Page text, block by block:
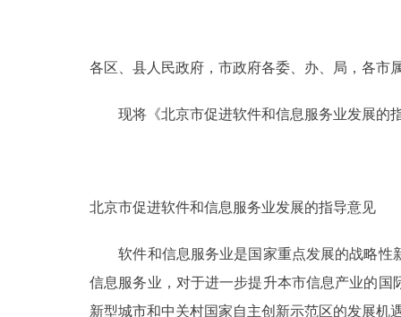
政民互动
各区、县人民政府，市政府各委、办、局，各市
现将《北京市促进软件和信息服务业发展的
北京市促进软件和信息服务业发展的指导意见
软件和信息服务业是国家重点发展的战略性
信息服务业，对于进一步提升本市信息产业的
新型城市和中关村国家自主创新示范区的发展